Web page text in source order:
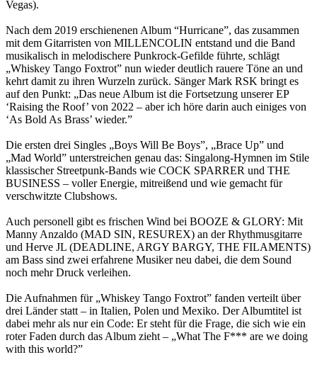
Vegas).
Nach dem 2019 erschienenen Album “Hurricane”, das zusammen
mit dem Gitarristen von MILLENCOLIN entstand und die Band
musikalisch in melodischere Punkrock-Gefilde führte, schlägt
„Whiskey Tango Foxtrot” nun wieder deutlich rauere Töne an und
kehrt damit zu ihren Wurzeln zurück. Sänger Mark RSK bringt es
auf den Punkt: „Das neue Album ist die Fortsetzung unserer EP
‘Raising the Roof’ von 2022 – aber ich höre darin auch einiges von
‘As Bold As Brass’ wieder.”
Die ersten drei Singles „Boys Will Be Boys”, „Brace Up” und
„Mad World” unterstreichen genau das: Singalong-Hymnen im Stile
klassischer Streetpunk-Bands wie COCK SPARRER und THE
BUSINESS – voller Energie, mitreißend und wie gemacht für
verschwitzte Clubshows.
Auch personell gibt es frischen Wind bei BOOZE & GLORY: Mit
Manny Anzaldo (MAD SIN, RESUREX) an der Rhythmusgitarre
und Herve JL (DEADLINE, ARGY BARGY, THE FILAMENTS)
am Bass sind zwei erfahrene Musiker neu dabei, die dem Sound
noch mehr Druck verleihen.
Die Aufnahmen für „Whiskey Tango Foxtrot” fanden verteilt über
drei Länder statt – in Italien, Polen und Mexiko. Der Albumtitel ist
dabei mehr als nur ein Code: Er steht für die Frage, die sich wie ein
roter Faden durch das Album zieht – „What The F*** are we doing
with this world?”